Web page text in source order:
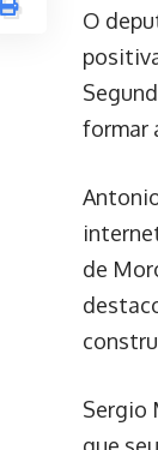
O
formar
de
Sergio